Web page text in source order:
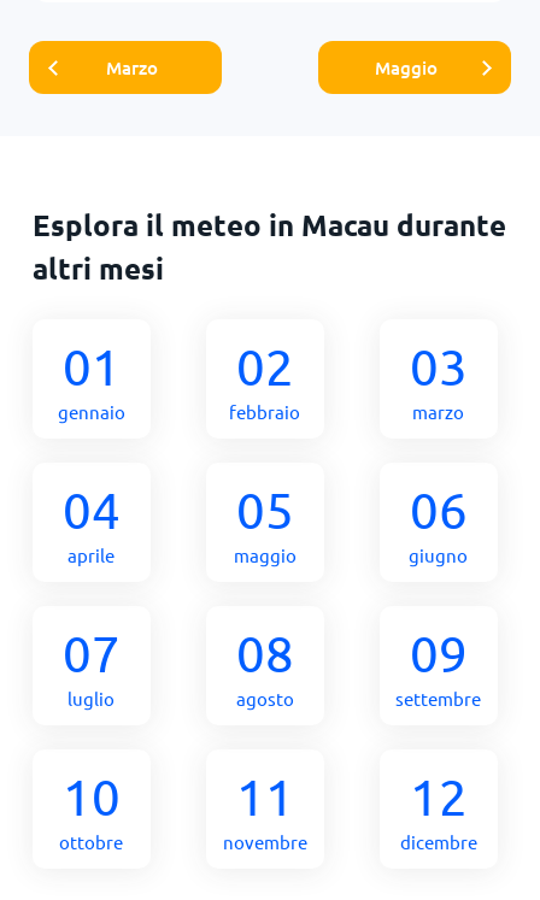
Marzo Maggio
Esplora il meteo in Macau durante
altri mesi
01
gennaio
02
febbraio
03
marzo
04
aprile
05
maggio
06
giugno
07
luglio
08
agosto
09
settembre
10
ottobre
11
novembre
12
dicembre